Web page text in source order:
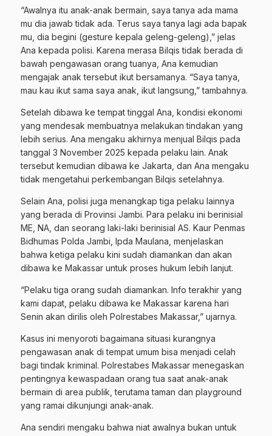
“Awalnya itu anak-anak bermain, saya tanya ada mama
mu dia jawab tidak ada. Terus saya tanya lagi ada bapak
mu, dia begini (gesture kepala geleng-geleng),” jelas
Ana kepada polisi. Karena merasa Bilqis tidak berada di
bawah pengawasan orang tuanya, Ana kemudian
mengajak anak tersebut ikut bersamanya. “Saya tanya,
mau kau ikut sama saya anak, ikut langsung,” tambahnya.
Setelah dibawa ke tempat tinggal Ana, kondisi ekonomi
yang mendesak membuatnya melakukan tindakan yang
lebih serius. Ana mengaku akhirnya menjual Bilqis pada
tanggal 3 November 2025 kepada pelaku lain. Anak
tersebut kemudian dibawa ke Jakarta, dan Ana mengaku
tidak mengetahui perkembangan Bilqis setelahnya.
Selain Ana, polisi juga menangkap tiga pelaku lainnya
yang berada di Provinsi Jambi. Para pelaku ini berinisial
ME, NA, dan seorang laki-laki berinisial AS. Kaur Penmas
Bidhumas Polda Jambi, Ipda Maulana, menjelaskan
bahwa ketiga pelaku kini sudah diamankan dan akan
dibawa ke Makassar untuk proses hukum lebih lanjut.
“Pelaku tiga orang sudah diamankan. Info terakhir yang
kami dapat, pelaku dibawa ke Makassar karena hari
Senin akan dirilis oleh Polrestabes Makassar,” ujarnya.
Kasus ini menyoroti bagaimana situasi kurangnya
pengawasan anak di tempat umum bisa menjadi celah
bagi tindak kriminal. Polrestabes Makassar menegaskan
pentingnya kewaspadaan orang tua saat anak-anak
bermain di area publik, terutama taman dan playground
yang ramai dikunjungi anak-anak.
Ana sendiri mengaku bahwa niat awalnya bukan untuk